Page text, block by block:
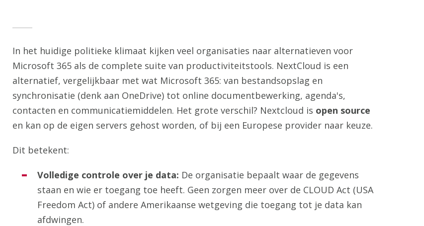
In het huidige politieke klimaat kijken veel organisaties naar alternatieven voor
Microsoft 365 als de complete suite van productiviteitstools. NextCloud is een
alternatief, vergelijkbaar met wat Microsoft 365: van bestandsopslag en
synchronisatie (denk aan OneDrive) tot online documentbewerking, agenda's,
contacten en communicatiemiddelen. Het grote verschil? Nextcloud is open source
en kan op de eigen servers gehost worden, of bij een Europese provider naar keuze.
Dit betekent:
Volledige controle over je data: De organisatie bepaalt waar de gegevens
staan en wie er toegang toe heeft. Geen zorgen meer over de CLOUD Act (USA
Freedom Act) of andere Amerikaanse wetgeving die toegang tot je data kan
afdwingen.